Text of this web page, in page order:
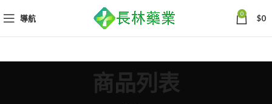
導航 0 $0
商品列表